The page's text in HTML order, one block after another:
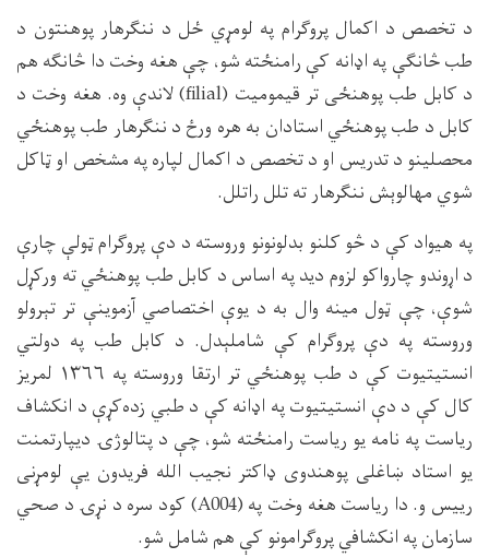
د تخصص د اکمال پروګرام په لومړي ځل د ننګرهار پوهنتون د
طب څانګې په اډانه کې رامنځته شو، چې هغه وخت دا څانګه هم
د کابل طب پوهنځی تر قیمومیت (filial) لاندې وه. هغه وخت د
کابل د طب پوهنځي استادان به هره ورځ د ننګرهار طب پوهنځي
محصلینو د تدریس او د تخصص د اکمال لپاره په مشخص او ټاکل
شوي مهالوېش ننګرهار ته تلل راتلل.
په هیواد کې د څو کلنو بدلونونو وروسته د دې پروګرام ټولې چارې
د اړوندو چارواکو لزوم دید په اساس د کابل طب پوهنځي ته ورکړل
شوې، چې ټول مینه وال به د یوې اختصاصي آزموینې تر تېرولو
وروسته په دې پروګرام کې شاملېدل. د کابل طب په دولتي
انستیتیوت کې د طب پوهنځي تر ارتقا وروسته په ۱۳۶۶ لمریز
کال کې د دې انستیتیوت په اډانه کې د طبي زده‌کړې د انکشاف
ریاست په نامه یو ریاست رامنځته شو، چې د پتالوژۍ دیپارتمنت
یو استاد ښاغلی پوهندوی ډاکتر نجیب الله فریدون یې لومړنی
رییس و. دا ریاست هغه وخت په (A004) کود سره د نړۍ د صحي
سازمان په انکشافي پروګرامونو کې هم شامل شو.